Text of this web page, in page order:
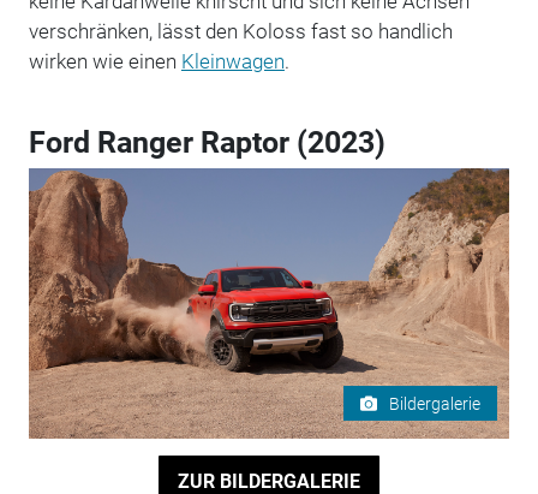
verschränken, lässt den Koloss fast so handlich
wirken wie einen Kleinwagen.
Ford Ranger Raptor (2023)
Bildergalerie
ZUR BILDERGALERIE